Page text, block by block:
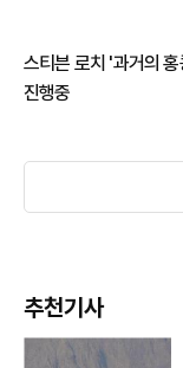
스티븐 로치 '과거의
진행중
추천기사